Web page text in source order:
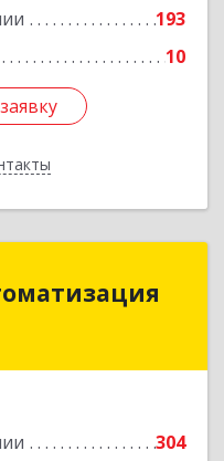
193
10
304
р-н,
Подробнее